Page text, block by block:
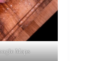
Maps